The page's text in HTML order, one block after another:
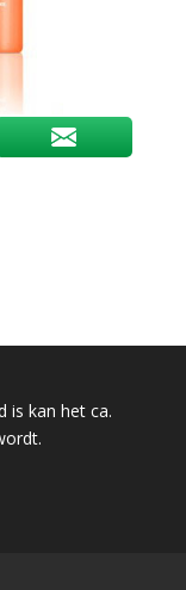
is kan het ca.